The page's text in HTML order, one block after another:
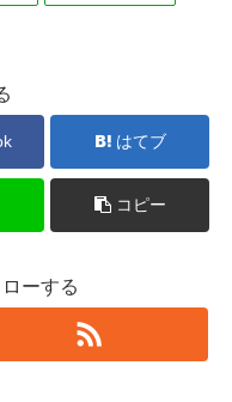
はてブ
コピー
ーする